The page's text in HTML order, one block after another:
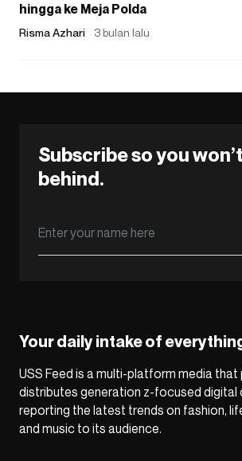
hingga ke Meja Polda
Risma Azhari 3 bulan lalu
Subscribe so you
behind.
Your daily intake of
USS Feed is a multi-platform media
distributes generation z-focused digital
reporting the latest trends on fashion,
and music to its audience.